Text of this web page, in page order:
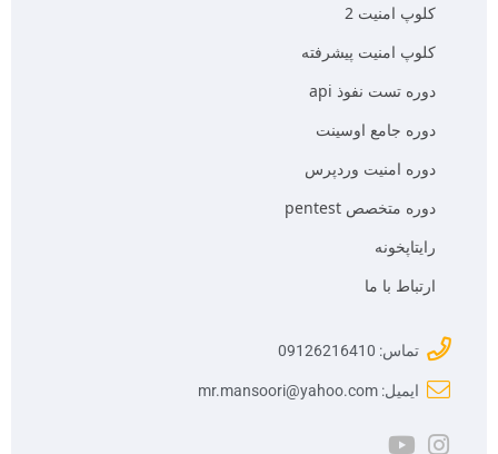
کلوپ امنیت 2
کلوپ امنیت پیشرفته
دوره تست نفوذ api
دوره جامع اوسینت
دوره امنیت وردپرس
دوره متخصص pentest
رایتاپخونه
ارتباط با ما
تماس: 09126216410
ایمیل: mr.mansoori@yahoo.com